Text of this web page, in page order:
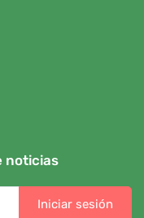
noticias
Iniciar sesión